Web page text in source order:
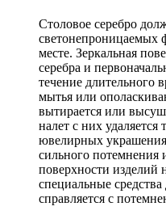
Столовое серебро
светонепроницаемых
месте. Зеркальная
серебра и
течение длительного
мытья или
вытирается или
налет с них
ювелирных
сильного потемнения
поверхности изделий
специальные
справляется с